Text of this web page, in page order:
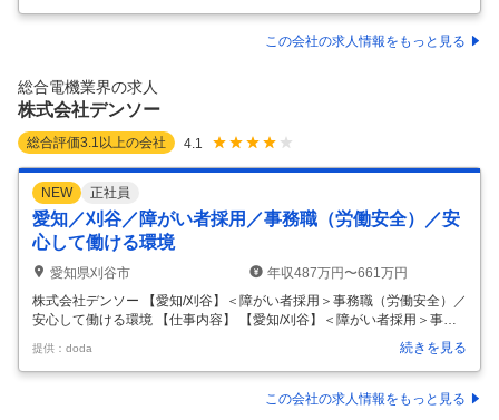
お任せします。※チームワークを大切にする環境で、大きな成果に繋げ
られるからやりがい十分です！以下の2つの業務を中心にお任せしま
積書・納品書・請求書の作成、 受発注業務、データ入力などを担当。 ■
社外向け業務 営業が不在の際の問い合わせ対応や 来客時の応対など、
社…
この会社の求人情報をもっと見る
総合電機業界の求人
株式会社デンソー
総合評価3.1 以上の会社 4.1
NEW 正社員
愛知／刈谷／障がい者採用／事務職（労働安全）／安
心して働ける環境
愛知県刈谷市
年収487万円〜661万円
株式会社デンソー 【愛知/刈谷】＜障がい者採用＞事務職（労働安全）／
安心して働ける環境 【仕事内容】 【愛知/刈谷】＜障がい者採用＞事務
職（労働安全）／安心して働ける環境 【具体的な仕事内容】 ＜世界トッ
プクラスの自動車部品メーカー／世界35ヶ国の国と地域で事業展開／特
許数は自動車部品メーカートップクラス＞ ■業務内容 安全衛生に関する
社内管理業務のサポートを中心に担当いただきます。 具体的には以下の
提供：doda 続きを見る
この会社の求人情報をもっと見る